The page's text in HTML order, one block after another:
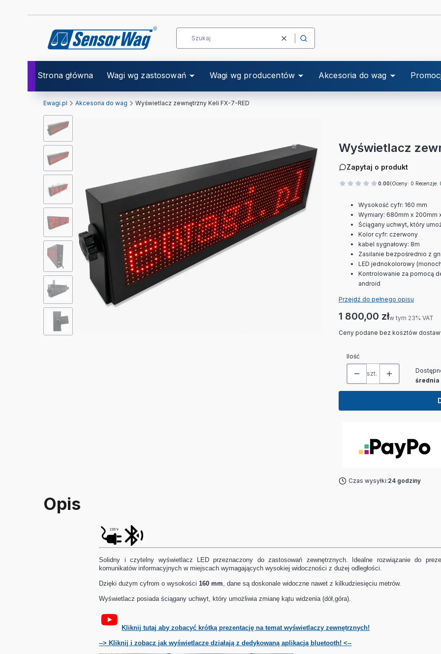
WyczyśćSzukaj
Strona główna Wagi wg zastosowań Wagi wg producentów Akcesoria do wag
Ewagi.pl Akcesoria do wag Wyświetlacz zewnętrzny Keli FX-7-RED
Wyświetlacz
Zapytaj o produkt
0.00(Oceny: 0 Recenzje:
Wysokość cyfr: 160 mm
Wymiary: 680mm x 200mm
Ściągany uchwyt, który
Kolor cyfr: czerwony
kabel sygnałowy: 8m
Zasilanie bezpośrednio z
LED jednokolorowy
Kontrolowanie za pomocą
android
Przejdź do pełnego opisu
Cena
1 800,00 złw tym 23% VAT
w tym 23% VAT
Ceny podane bez kosztów
Ilość
szt.
średnia
Czas wysyłki:24 godziny
Opis
Solidny i czytelny wyświetlacz LED przeznaczony do zastosowań zewnętrznych. Idealne rozwiązanie do
komunikatów informacyjnych w miejscach wymagających wysokiej widoczności z dużej odległości.
Dzięki dużym cyfrom o wysokości 160 mm , dane są doskonale widoczne nawet z kilkudziesięciu metrów.
Wyświetlacz posiada ściągany uchwyt, który umożliwia zmianę kątu widzenia (dół,góra).
Kliknij tutaj aby zobacyć krótką prezentację na temat wyświetlaczy zewnętrznych!
--> Kliknij i zobacz jak wyświetlacze działają z dedykowaną aplikacją bluetooth! <--